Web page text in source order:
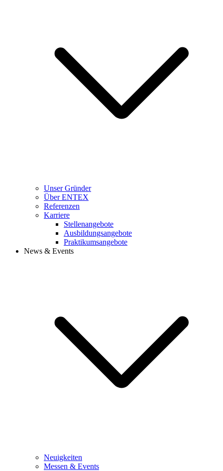
Unser Gründer
Über ENTEX
Referenzen
Karriere
Stellenangebote
Ausbildungsangebote
Praktikumsangebote
News & Events
Neuigkeiten
Messen & Events